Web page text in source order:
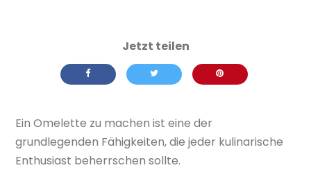
Ein Omelette zu machen ist eine der
grundlegenden Fähigkeiten, die jeder kulinarische
Enthusiast beherrschen sollte.